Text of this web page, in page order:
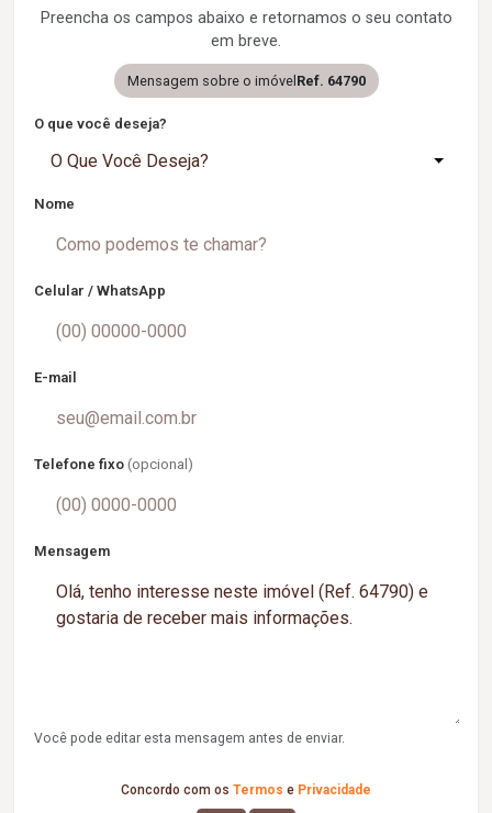
Preencha os campos abaixo e retornamos o seu contato
em breve.
Mensagem sobre o imóvel Ref. 64790
O que você deseja?
O Que Você Deseja?
Nome
Celular / WhatsApp
E-mail
Telefone fixo (opcional)
Mensagem
Você pode editar esta mensagem antes de enviar.
Concordo com os Termos e Privacidade